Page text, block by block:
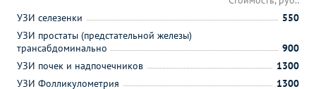
УЗИ селезенки
550
УЗИ простаты (предстательной железы)
трансабдоминально
900
УЗИ почек и надпочечников
1300
УЗИ Фолликулометрия
1300